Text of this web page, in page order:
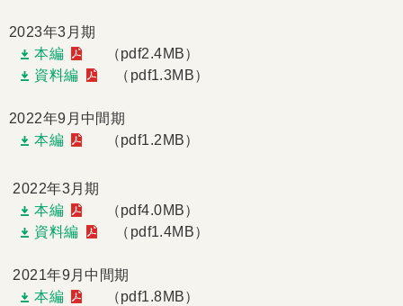
2023年3月期
本編
（pdf2.4MB）
資料編
（pdf1.3MB）
2022年9月中間期
本編
（pdf1.2MB）
2022年3月期
本編
（pdf4.0MB）
資料編
（pdf1.4MB）
2021年9月中間期
本編
（pdf1.8MB）